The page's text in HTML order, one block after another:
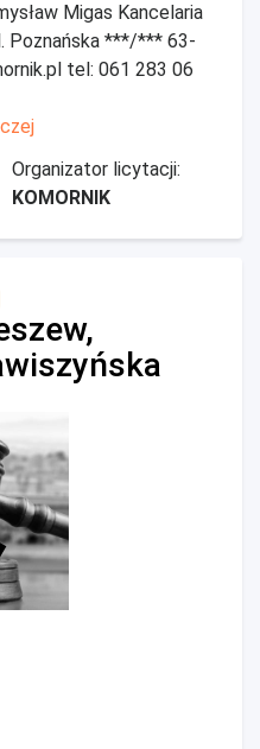
Migas Kancelaria
Poznańska ***/*** 63-
tel: 061 283 06
Organizator licytacji:
KOMORNIK